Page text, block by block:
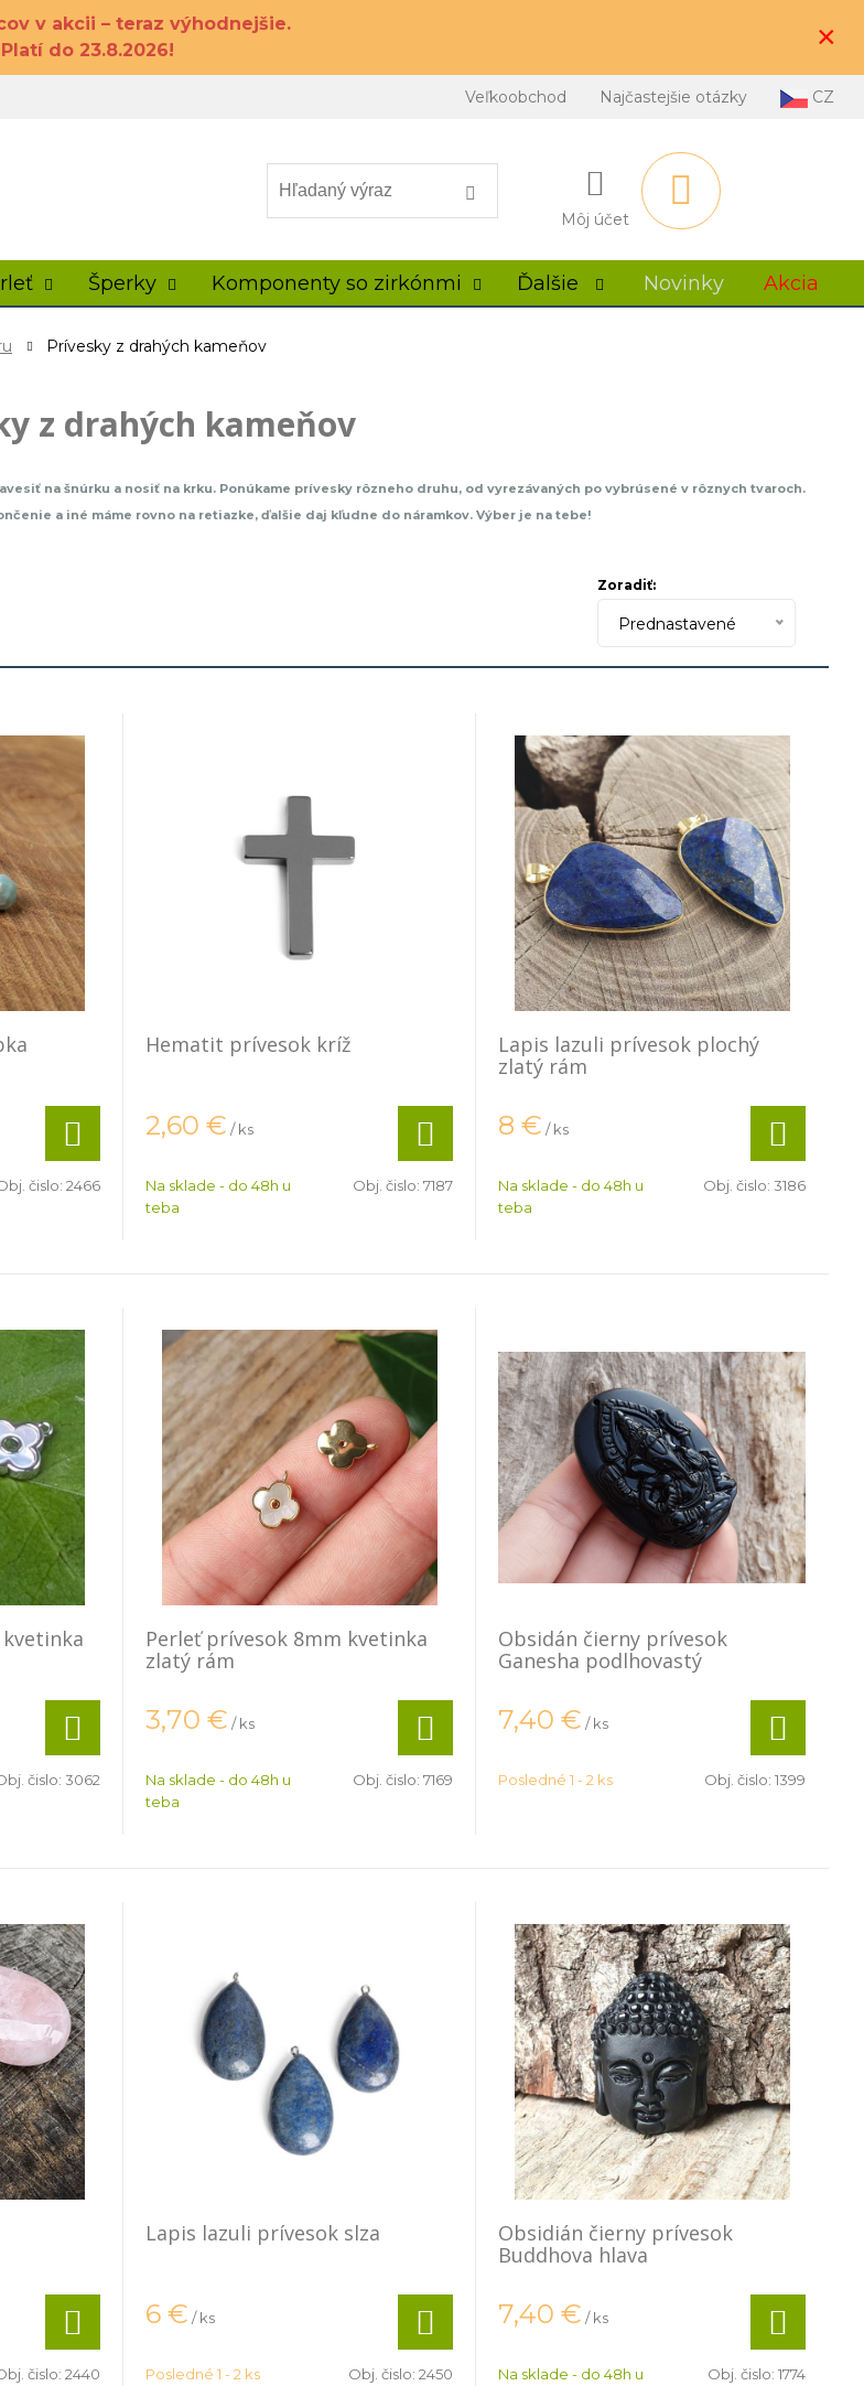
v akcii – teraz výhodnejšie.
Platí do 23.8.2026!
×
Veľkoobchod Najčastejšie otázky CZ
Môj účet
Šperky Komponenty so zirkónmi Ďalšie Novinky Akcia
Prívesky z drahých kameňov
z drahých kameňov
na šnúrku a nosiť na krku. Ponúkame prívesky rôzneho druhu, od vyrezávaných po vybrúsené v rôznych tvaroch.
a iné máme rovno na retiazke, ďalšie daj kľudne do náramkov. Výber je na tebe!
Zoradiť:
Prednastavené
čislo: 2466
Hematit prívesok kríž
2,60 € / ks
Na sklade - do 48h u
teba
Obj. čislo: 7187
Lapis lazuli prívesok plochý
zlatý rám
8 € / ks
Na sklade - do 48h u
teba
Obj. čislo: 3186
čislo: 3062
Perleť prívesok 8mm kvetinka
zlatý rám
3,70 € / ks
Na sklade - do 48h u
teba
Obj. čislo: 7169
Obsidán čierny prívesok
Ganesha podlhovastý
7,40 € / ks
Posledné 1 - 2 ks Obj. čislo: 1399
čislo: 2440
Lapis lazuli prívesok slza
6 € / ks
Posledné 1 - 2 ks Obj. čislo: 2450
Obsidián čierny prívesok
Buddhova hlava
7,40 € / ks
Na sklade - do 48h u
Obj. čislo: 1774